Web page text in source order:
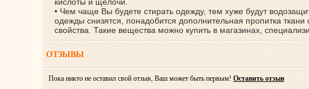
• Чем чаще Вы будете стирать одежду, тем хуже будут
одежды снизятся, понадобится дополнительная пропитка
свойства. Такие вещества можно купить в магазинах,
ОТЗЫВЫ
Пока никто не оставил свой отзыв, Ваш может быть первым!Оставить отзыв